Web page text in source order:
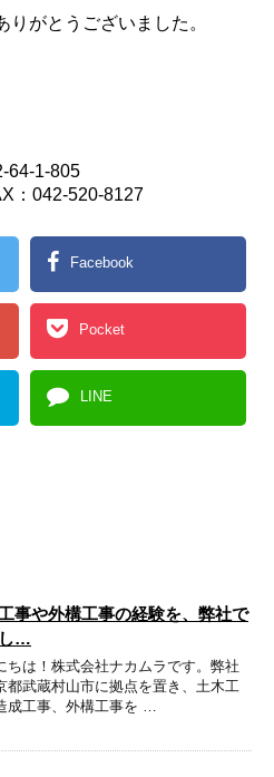
がとうございました。
64-1-805
：042-520-8127
Facebook
Pocket
LINE
事や外構工事の経験を、弊社で
…
ちは！株式会社ナカムラです。弊社
都武蔵村山市に拠点を置き、土木工
成工事、外構工事を …